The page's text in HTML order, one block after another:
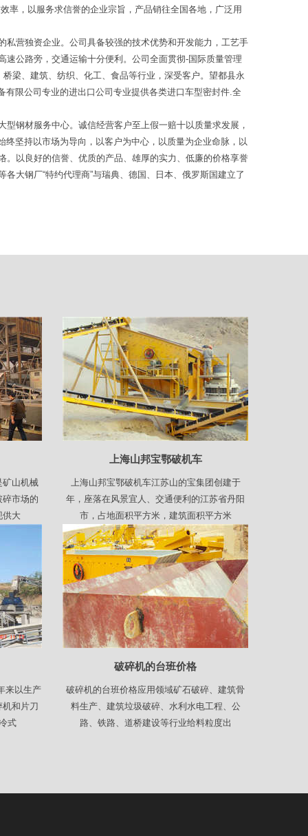
率，以服务求信誉的企业宗旨，产品销往全国各地，广泛用
营独资企业。公司具备较强的技术优势和开发能力，工艺手
公路旁，交通运输十分便利。公司全面贯彻-国际质量管理
梁、建筑、纺织、化工、食品等行业，深受客户。望都县永
限公司专业的进出口公司专业提供各类进口车型密封件.全
钢材服务中心。诚信经营客户至上假一赔十以质量求发展，
坚持以市场为导向，以客户为中心，以质量为企业命脉，以
以良好的信誉、优质的产品、雄厚的实力、低廉的价格享誉
大钢厂“特约代理商”与瑞典、德国、日本、俄罗斯国建立了
矿山机械
市场的
供大
上海山邦宝鄂破机车
上海山邦宝鄂破机车江苏山的宝集团创建于
年，座落在风景宜人、交通便利的江苏省丹阳
市，占地面积平方米，建筑面积平方米
来以生产
和片刀
式
破碎机的台班价格
破碎机的台班价格应用领域矿石破碎、建筑骨
料生产、建筑垃圾破碎、水利水电工程、公
路、铁路、道桥建设等行业给料粒度出